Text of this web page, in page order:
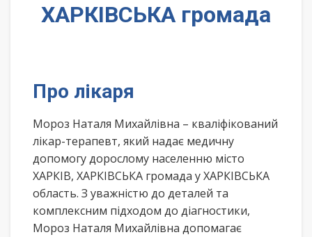
ХАРКІВСЬКА громада
Про лікаря
Мороз Наталя Михайлівна – кваліфікований
лікар-терапевт, який надає медичну
допомогу дорослому населенню місто
ХАРКІВ, ХАРКІВСЬКА громада у ХАРКІВСЬКА
область. З уважністю до деталей та
комплексним підходом до діагностики,
Мороз Наталя Михайлівна допомагає